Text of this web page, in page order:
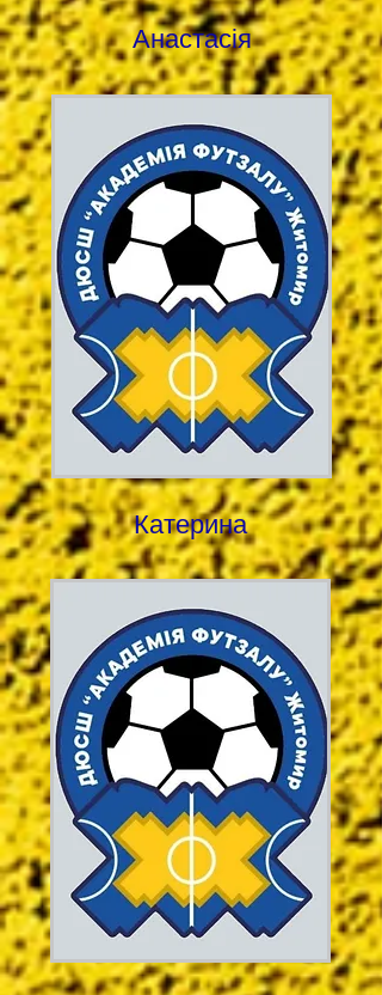
Анастасія
Катерина